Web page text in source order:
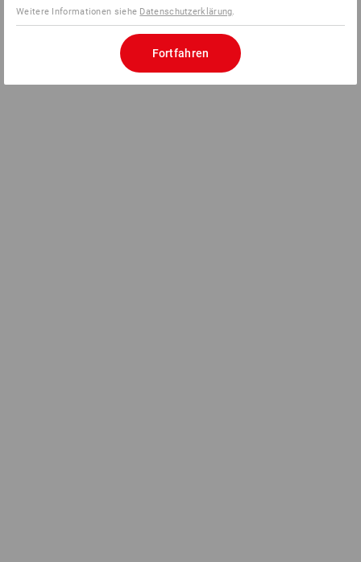
Weitere Informationen siehe Datenschutzerklärung.
Fortfahren